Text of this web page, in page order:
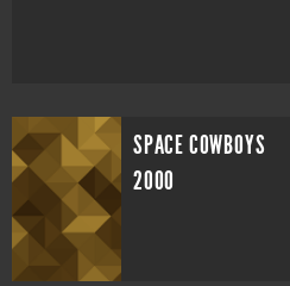
SPACE COWBOYS
2000